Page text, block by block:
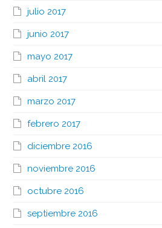
julio 2017
junio 2017
mayo 2017
abril 2017
marzo 2017
febrero 2017
diciembre 2016
noviembre 2016
octubre 2016
septiembre 2016